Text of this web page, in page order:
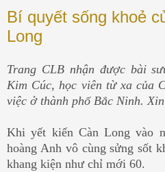
Bí quyết sống khoẻ
Long
Trang CLB nhận được bài
Kim Cúc, học viên từ xa của
việc ở thành phố Bắc Ninh.
Khi yết kiến Càn Long vào
hoàng Anh vô cùng sửng sốt
khang kiện như chỉ mới 60.